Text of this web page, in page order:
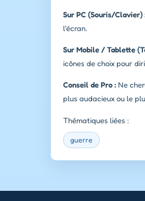
Sur PC (Souris/Clavier)
l'écran.
Sur Mobile / Tablette
icônes de choix pour
Conseil de Pro : Ne
plus audacieux ou le
Thématiques liées :
guerre